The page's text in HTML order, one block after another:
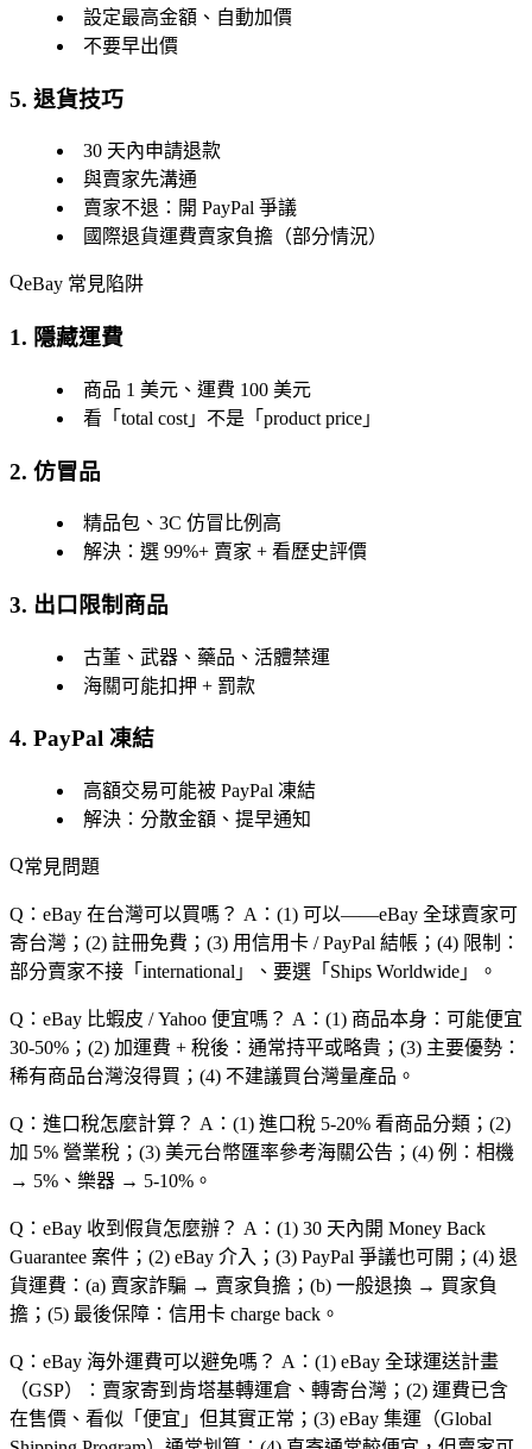
設定最高金額、自動加價
不要早出價
5. 退貨技巧
30 天內申請退款
與賣家先溝通
賣家不退：開 PayPal 爭議
國際退貨運費賣家負擔（部分情況）
eBay 常見陷阱
1. 隱藏運費
商品 1 美元、運費 100 美元
看「total cost」不是「product price」
2. 仿冒品
精品包、3C 仿冒比例高
解決：選 99%+ 賣家 + 看歷史評價
3. 出口限制商品
古董、武器、藥品、活體禁運
海關可能扣押 + 罰款
4. PayPal 凍結
高額交易可能被 PayPal 凍結
解決：分散金額、提早通知
常見問題
Q：eBay 在台灣可以買嗎？ A：(1) 可以——eBay 全球賣家可
寄台灣；(2) 註冊免費；(3) 用信用卡 / PayPal 結帳；(4) 限制：
部分賣家不接「international」、要選「Ships Worldwide」。
Q：eBay 比蝦皮 / Yahoo 便宜嗎？ A：(1) 商品本身：可能便宜
30-50%；(2) 加運費 + 稅後：通常持平或略貴；(3) 主要優勢：
稀有商品台灣沒得買；(4) 不建議買台灣量產品。
Q：進口稅怎麼計算？ A：(1) 進口稅 5-20% 看商品分類；(2)
加 5% 營業稅；(3) 美元台幣匯率參考海關公告；(4) 例：相機
→ 5%、樂器 → 5-10%。
Q：eBay 收到假貨怎麼辦？ A：(1) 30 天內開 Money Back
Guarantee 案件；(2) eBay 介入；(3) PayPal 爭議也可開；(4) 退
貨運費：(a) 賣家詐騙 → 賣家負擔；(b) 一般退換 → 買家負
擔；(5) 最後保障：信用卡 charge back。
Q：eBay 海外運費可以避免嗎？ A：(1) eBay 全球運送計畫
（GSP）：賣家寄到肯塔基轉運倉、轉寄台灣；(2) 運費已含
在售價、看似「便宜」但其實正常；(3) eBay 集運（Global